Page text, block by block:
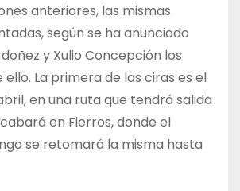
anteriores, las mismas
según se ha anunciado
y Xulio Concepción los
La primera de las ciras es el
en una ruta que tendrá salida
en Fierros, donde el
se retomará la misma hasta